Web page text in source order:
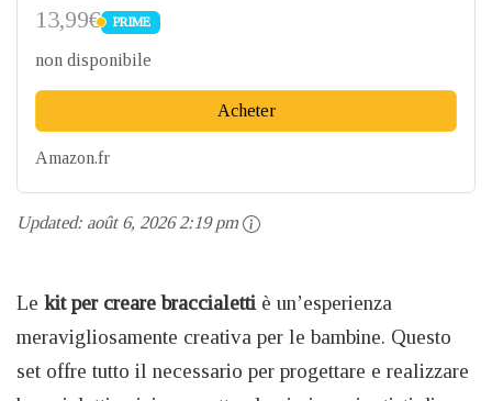
13,99€ PRIME
PRIME
non disponibile
Acheter
Amazon.fr
Updated: août 6, 2026 2:19 pm
Le kit per creare braccialetti è un’esperienza
meravigliosamente creativa per le bambine. Questo
set offre tutto il necessario per progettare e realizzare